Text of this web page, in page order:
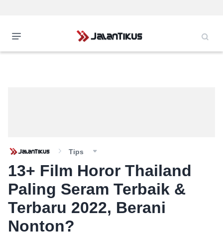
Tips
13+ Film Horor Thailand
Paling Seram Terbaik &
Terbaru 2022, Berani
Nonton?